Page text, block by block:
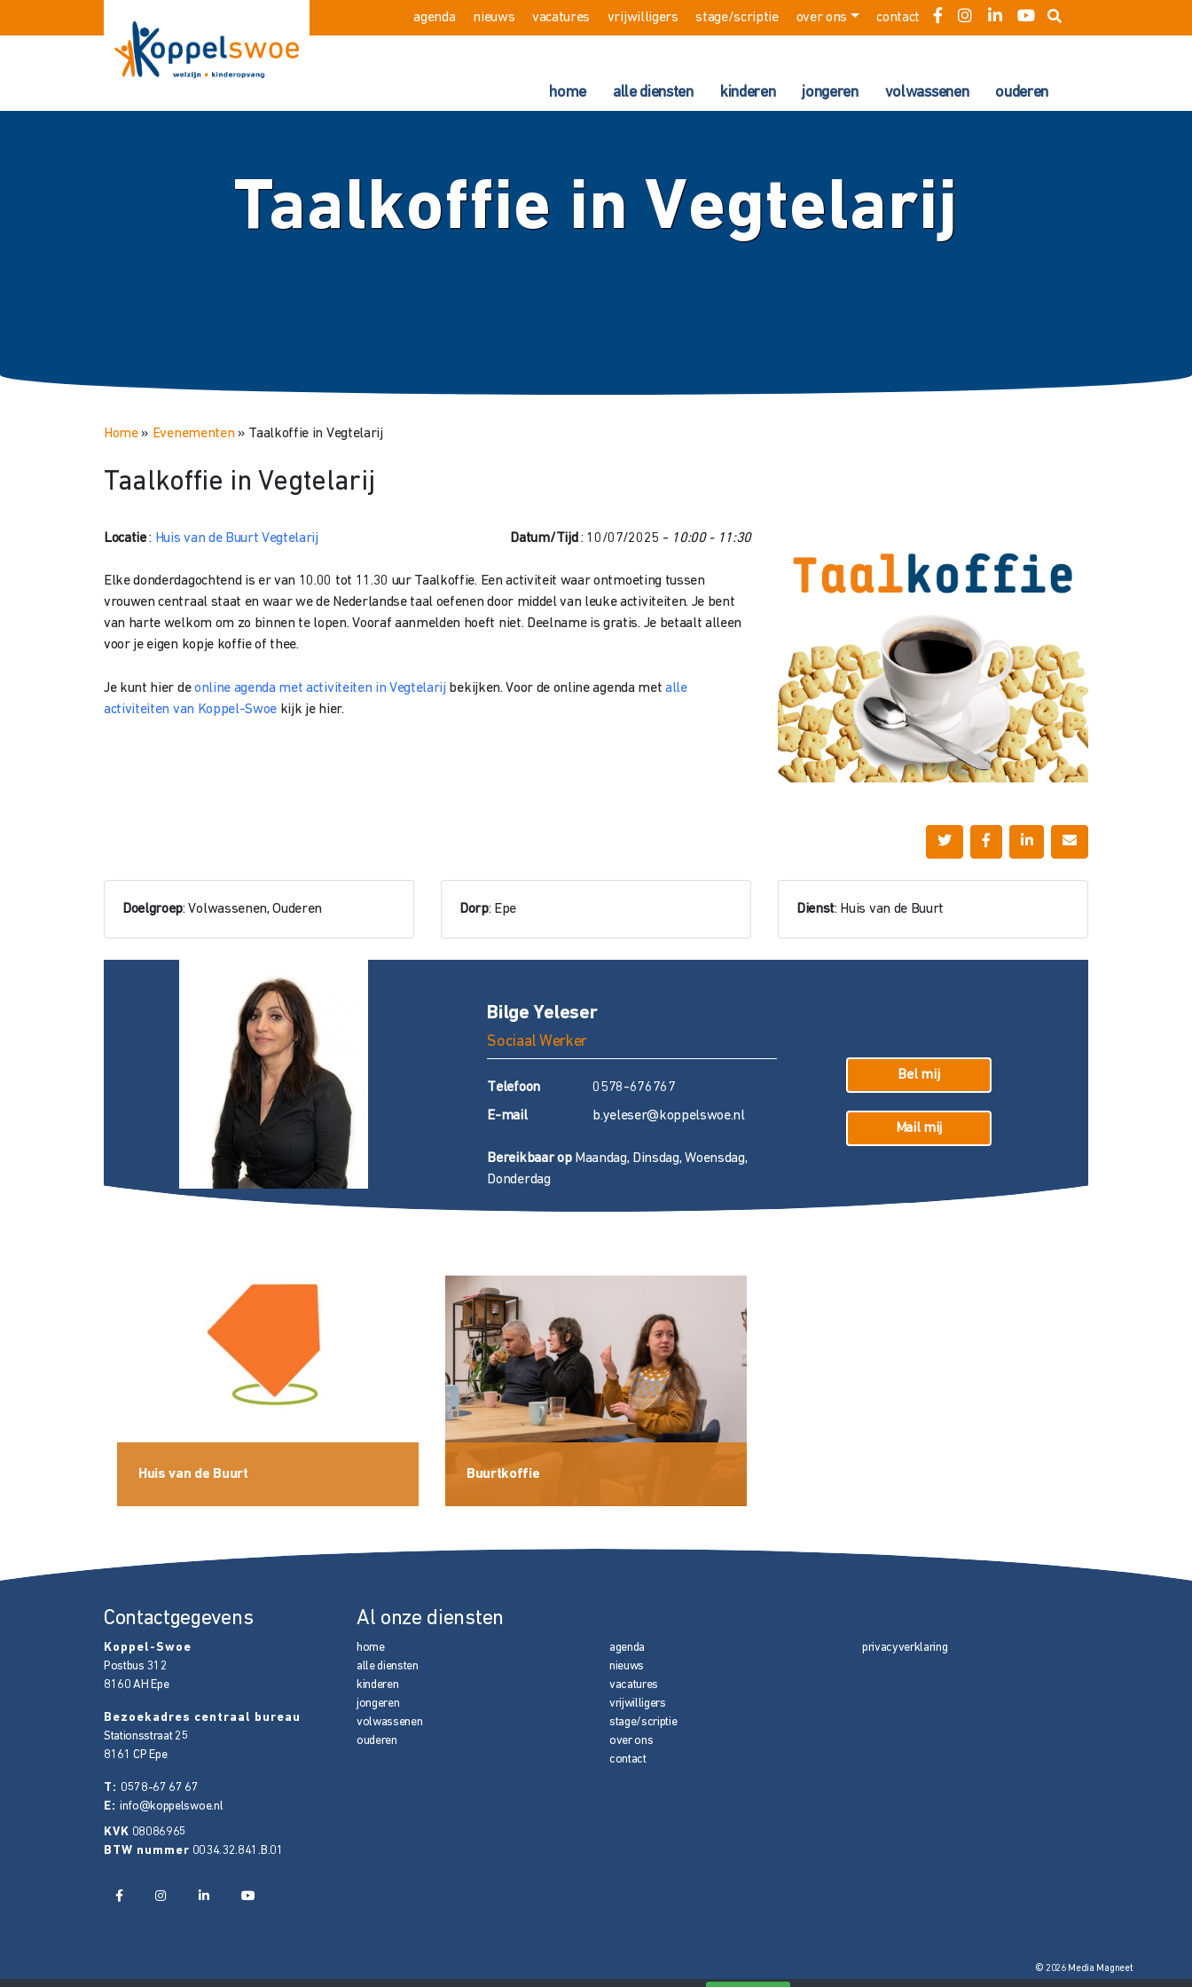
agenda nieuws vacatures vrijwilligers stage/scriptie over ons contact
home alle diensten kinderen jongeren volwassenen ouderen
Taalkoffie in Vegtelarij
Home» Evenementen» Taalkoffie in Vegtelarij
Taalkoffie in Vegtelarij
Locatie: Huis van de Buurt Vegtelarij Datum/Tijd : 10/07/2025 - 10:00 - 11:30
Elke donderdagochtend is er van 10.00 tot 11.30 uur Taalkoffie. Een activiteit waar ontmoeting tussen
vrouwen centraal staat en waar we de Nederlandse taal oefenen door middel van leuke activiteiten. Je bent
van harte welkom om zo binnen te lopen. Vooraf aanmelden hoeft niet. Deelname is gratis. Je betaalt alleen
voor je eigen kopje koffie of thee.
Je kunt hier deonline agenda met activiteiten in Vegtelarij bekijken. Voor de online agenda met alle
activiteiten van Koppel-Swoe kijk je hier.
Doelgroep: Volwassenen, Ouderen Dorp: Epe Dienst: Huis van de Buurt
Bilge Yeleser
Sociaal Werker
Telefoon
0578-676767
E-mail b.yeleser@koppelswoe.nl
Bereikbaar opMaandag, Dinsdag, Woensdag,
Donderdag
Bel mij
Mail mij
Huis van de Buurt Buurtkoffie
Contactgegevens
Koppel-Swoe
Postbus 312
8160 AH Epe
Bezoekadres centraal bureau
Stationsstraat 25
8161 CP Epe
T: 0578-67 67 67
E: info@koppelswoe.nl
KVK 08086965
BTW nummer 0034.32.841.B.01
Al onze diensten
home
alle diensten
kinderen
jongeren
volwassenen
ouderen
agenda
nieuws
vacatures
vrijwilligers
stage/scriptie
over ons
contact
privacyverklaring
© 2026 Media Magneet